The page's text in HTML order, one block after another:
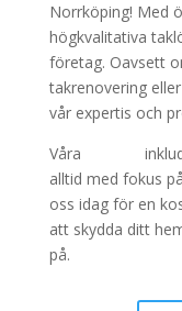
Norrköping! Med
högkvalitativa
företag. Oavsett
takrenovering
vår expertis och
Våra
alltid med fokus
oss idag för en
att skydda ditt
på.